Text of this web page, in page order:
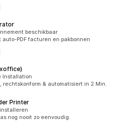
beschikbaar
PDF facturen en pakbonnen
Installation
& automatisiert in 2 Min.
Printer
nog nooit zo eenvoudig.